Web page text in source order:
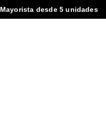
Mayorista desde 5 unidades